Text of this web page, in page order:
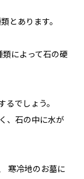
とあります。
によって石の硬
るでしょう。
、石の中に水が
寒冷地のお墓に